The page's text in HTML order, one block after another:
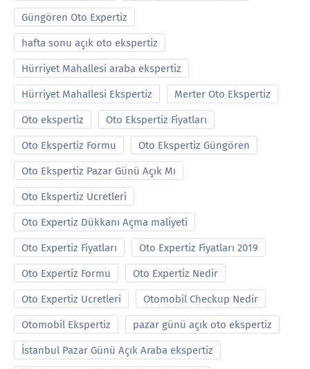
Güngören Oto Expertiz
hafta sonu açık oto ekspertiz
Hürriyet Mahallesi araba ekspertiz
Hürriyet Mahallesi Ekspertiz Merter Oto Ekspertiz
Oto ekspertiz Oto Ekspertiz Fiyatları
Oto Ekspertiz Formu Oto Ekspertiz Güngören
Oto Ekspertiz Pazar Günü Açık Mı
Oto Ekspertiz Ucretleri
Oto Expertiz Dükkanı Açma maliyeti
Oto Expertiz Fiyatları Oto Expertiz Fiyatları 2019
Oto Expertiz Formu Oto Expertiz Nedir
Oto Expertiz Ucretleri Otomobil Checkup Nedir
Otomobil Ekspertiz pazar günü açık oto ekspertiz
İstanbul Pazar Günü Açık Araba ekspertiz